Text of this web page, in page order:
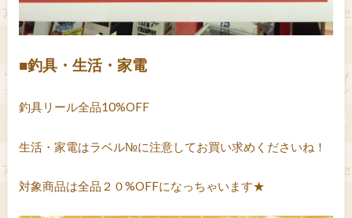
■釣具・生活・家電
釣具リール全品10%OFF
生活・家電はラベル№に注意してお買い求めくださいね！
対象商品は全品２０%OFFになっちゃいます★